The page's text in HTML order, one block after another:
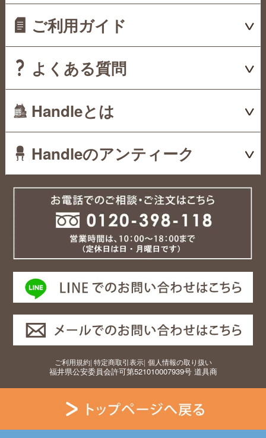
ご利用ガイド
よくある質問
Handleとは
Handleのアンティーク
ご利用規約| 特定商取引表示| 個人情報の取り扱い
福井県公安委員会許可第521010007939号 道具商